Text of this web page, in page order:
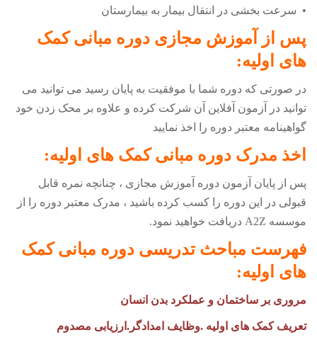
• سرعت بخشی در انتقال بیمار به بیمارستان
پس از آموزش مجازی دوره مبانی کمک
های اولیه:
در صورتی که دوره شما با موفقیت به پایان رسید می توانید می
توانید در آزمون آفلاین آن شرکت کرده و علاوه بر محک زدن خود
گواهینامه معتبر دوره را اخذ نمایید
اخذ مدرک دوره مبانی کمک های اولیه:
پس از پایان آزمون دوره آموزش مجازی ، چنانچه نمره قابل
قبولی در این دوره را کسب کرده باشید ، مدرک معتبر دوره را از
موسسه A2Z دریافت خواهید نمود.
فهرست مباحث تدریسی دوره مبانی کمک
های اولیه:
مروری بر ساختمان و عملکرد بدن انسان
تعریف کمک های اولیه .وظایف امدادگر.ارزیابی مصدوم